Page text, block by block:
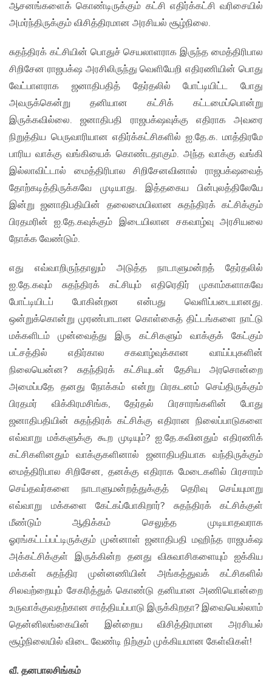
ஆசனங்களைக் கொண்டிருக்கும் கட்சி எதிர்க்கட்சி வரிசையில்
அமர்ந்திருக்கும் விசித்திரமான அரசியல் சூழ்நிலை.
சுதந்திரக் கட்சியின் பொதுச் செயலாளராக இருந்த மைத்திரிபால
சிறிசேன ராஜபக்‌ஷ அரசிலிருந்து வெளியேறி எதிரணியின் பொது
வேட்பாளராக ஜனாதிபதித் தேர்தலில் போட்டியிட்ட போது
அவருக்கென்று தனியான கட்சிக் கட்டமைப்பொன்று
இருக்கவில்லை. ஜனாதிபதி ராஜபக்‌ஷவுக்கு எதிராக அவரை
நிறுத்திய பெருவாரியான எதிர்க்கட்சிகளில் ஐ.தே.க. மாத்திரமே
பாரிய வாக்கு வங்கியைக் கொண்டதாகும். அந்த வாக்கு வங்கி
இல்லாவிட்டால் மைத்திரிபால சிறிசேனவினால் ராஜபக்‌ஷவைத்
தோற்கடித்திருக்கவே முடியாது. இத்தகைய பின்புலத்திலேயே
இன்று ஜனாதிபதியின் தலைமையிலான சுதந்திரக் கட்சிக்கும்
பிரதமரின் ஐ.தே.கவுக்கும் இடையிலான சகவாழ்வு அரசியலை
நோக்க வேண்டும்.
எது எவ்வாறிருந்தாலும் அடுத்த நாடாளுமன்றத் தேர்தலில்
ஐ.தே.கவும் சுதந்திரக் கட்சியும் எதிரெதிர் முகாம்களாகவே
போட்டியிடப் போகின்றன என்பது வெளிப்படையானது.
ஒன்றுக்கொன்று முரண்பாடான கொள்கைத் திட்டங்களை நாட்டு
மக்களிடம் முன்வைத்து இரு கட்சிகளும் வாக்குக் கேட்கும்
பட்சத்தில் எதிர்கால சகவாழ்வுக்கான வாய்ப்புகளின்
நிலையென்ன? சுதந்திரக் கட்சியுடன் தேசிய அரசொன்றை
அமைப்பதே தனது நோக்கம் என்று பிரகடனம் செய்திருக்கும்
பிரதமர் விக்கிரமசிங்க, தேர்தல் பிரசாரங்களின் போது
ஜனாதிபதியின் சுதந்திரக் கட்சிக்கு எதிரான நிலைப்பாடுகளை
எவ்வாறு மக்களுக்கு கூற முடியும்? ஐ.தே.கவினதும் எதிரணிக்
கட்சிகளினதும் வாக்குகளினால் ஜனாதிபதியாக வந்திருக்கும்
மைத்திரிபால சிறிசேன, தனக்கு எதிராக மேடைகளில் பிரசாரம்
செய்தவர்களை நாடாளுமன்றத்துக்குத் தெரிவு செய்யுமாறு
எவ்வாறு மக்களை கேட்கப்போகிறார்? சுதந்திரக் கட்சிக்குள்
மீண்டும் ஆதிக்கம் செலுத்த முடியாதவராக
ஓரங்கட்டப்பட்டிருக்கும் முன்னாள் ஜனாதிபதி மஹிந்த ராஜபக்‌ஷ
அக்கட்சிக்குள் இருக்கின்ற தனது விசுவாசிகளையும் ஐக்கிய
மக்கள் சுதந்திர முன்னணியின் அங்கத்துவக் கட்சிகளில்
சிலவற்றையும் சேகரித்துக் கொண்டு தனியான அணியொன்றை
உருவாக்குவதற்கான சாத்தியப்பாடு இருக்கிறதா? இவையெல்லாம்
தென்னிலங்கையின் இன்றைய விசித்திரமான அரசியல்
சூழ்நிலையில் விடை வேண்டி நிற்கும் முக்கியமான கேள்விகள்!
வீ. தனபாலசிங்கம்